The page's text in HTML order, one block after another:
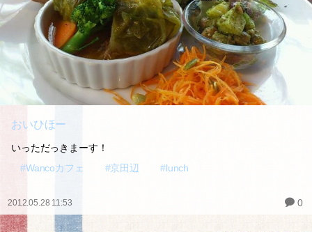
おいひほー
いっただっきまーす！
#Wancoカフェ
#京田辺 #lunch
2012.05.28 11:53 0